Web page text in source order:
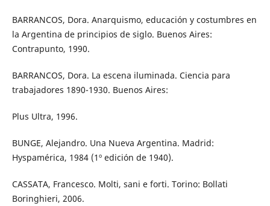
BARRANCOS, Dora. Anarquismo, educación y costumbres en
la Argentina de principios de siglo. Buenos Aires:
Contrapunto, 1990.
BARRANCOS, Dora. La escena iluminada. Ciencia para
trabajadores 1890-1930. Buenos Aires:
Plus Ultra, 1996.
BUNGE, Alejandro. Una Nueva Argentina. Madrid:
Hyspamérica, 1984 (1º edición de 1940).
CASSATA, Francesco. Molti, sani e forti. Torino: Bollati
Boringhieri, 2006.